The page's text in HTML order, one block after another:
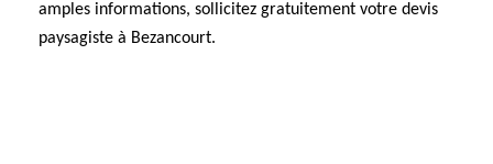
amples informations, sollicitez gratuitement votre devis
paysagiste à Bezancourt.